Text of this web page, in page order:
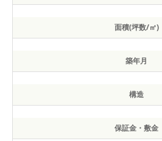
面積(坪数/㎡)
築年月
構造
保証金・敷金